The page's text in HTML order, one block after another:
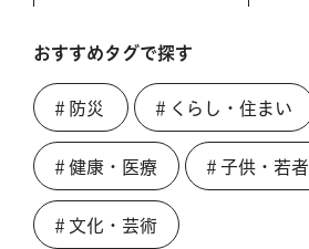
おすすめタグで探す
＃防災 ＃くらし・住まい
＃健康・医療 ＃子供・若
＃文化・芸術